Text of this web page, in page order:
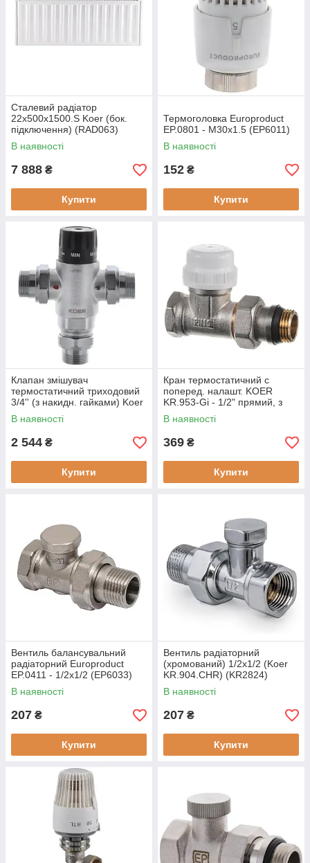
Сталевий радіатор
22х500х1500.S Koer (бок.
підключення) (RAD063)
В наявності
7 888 ₴
Купити
Термоголовка Europroduct
EP.0801 - M30x1.5 (EP6011)
В наявності
152 ₴
Купити
Клапан змішувач
термостатичний триходовий
3/4'' (з накидн. гайками) Koer
KR.1258 (KR2818)
В наявності
2 544 ₴
Купити
Кран термостатичний с
поперед. налашт. KOER
KR.953-Gi - 1/2" прямий, з
сис."антипротікання"
(KR3070)
В наявності
369 ₴
Купити
Вентиль балансувальний
радіаторний Europroduct
EP.0411 - 1/2x1/2 (EP6033)
В наявності
207 ₴
Купити
Вентиль радіаторний
(хромований) 1/2x1/2 (Koer
KR.904.CHR) (KR2824)
В наявності
207 ₴
Купити